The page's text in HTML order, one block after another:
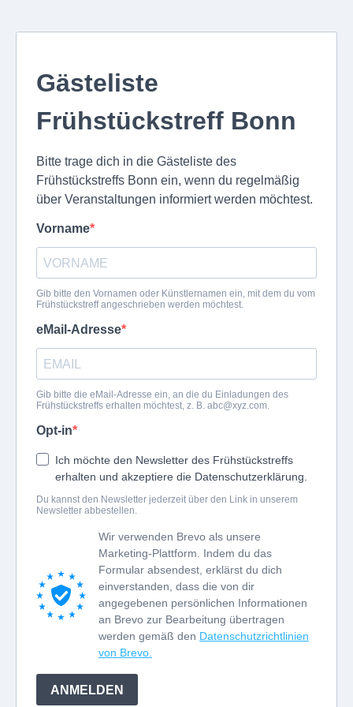
Gästeliste
Frühstückstreff Bonn
Bitte trage dich in die Gästeliste des
Frühstückstreffs Bonn ein, wenn du regelmäßig
über Veranstaltungen informiert werden möchtest.
Vorname
Gib bitte den Vornamen oder Künstlernamen ein, mit dem du vom
Frühstückstreff angeschrieben werden möchtest.
eMail-Adresse
Gib bitte die eMail-Adresse ein, an die du Einladungen des
Frühstückstreffs erhalten möchtest, z. B. abc@xyz.com.
Opt-in
Ich möchte den Newsletter des Frühstückstreffs
erhalten und akzeptiere die Datenschutzerklärung.
Du kannst den Newsletter jederzeit über den Link in unserem
Newsletter abbestellen.
Wir verwenden Brevo als unsere
Marketing-Plattform. Indem du das
Formular absendest, erklärst du dich
einverstanden, dass die von dir
angegebenen persönlichen Informationen
an Brevo zur Bearbeitung übertragen
werden gemäß den Datenschutzrichtlinien
von Brevo.
ANMELDEN